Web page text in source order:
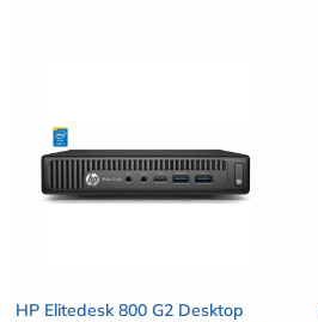
HP Elitedesk 800 G2 Desktop